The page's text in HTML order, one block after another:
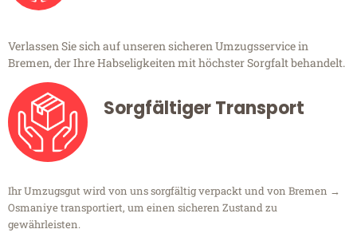
Verlassen Sie sich auf unseren sicheren Umzugsservice in
Bremen, der Ihre Habseligkeiten mit höchster Sorgfalt behandelt.
Sorgfältiger Transport
Ihr Umzugsgut wird von uns sorgfältig verpackt und von Bremen →
Osmaniye transportiert, um einen sicheren Zustand zu
gewährleisten.